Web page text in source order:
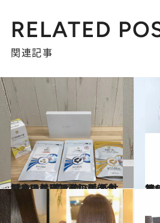
RELATED
関連記事
2024.1.21
日本人に足りないビタミンとは？ 【ビタミン系サプリの基礎知識】医師が勧めるサプリとの付き合い方
ビューティ＆ヘルス サプリの飲み方、
ビ